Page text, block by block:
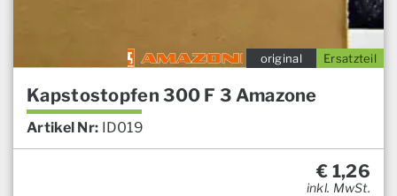
Ersatzteil
original
Kapstostopfen 300 F 3 Amazone
Artikel Nr: ID019
€ 1,26
inkl. MwSt.